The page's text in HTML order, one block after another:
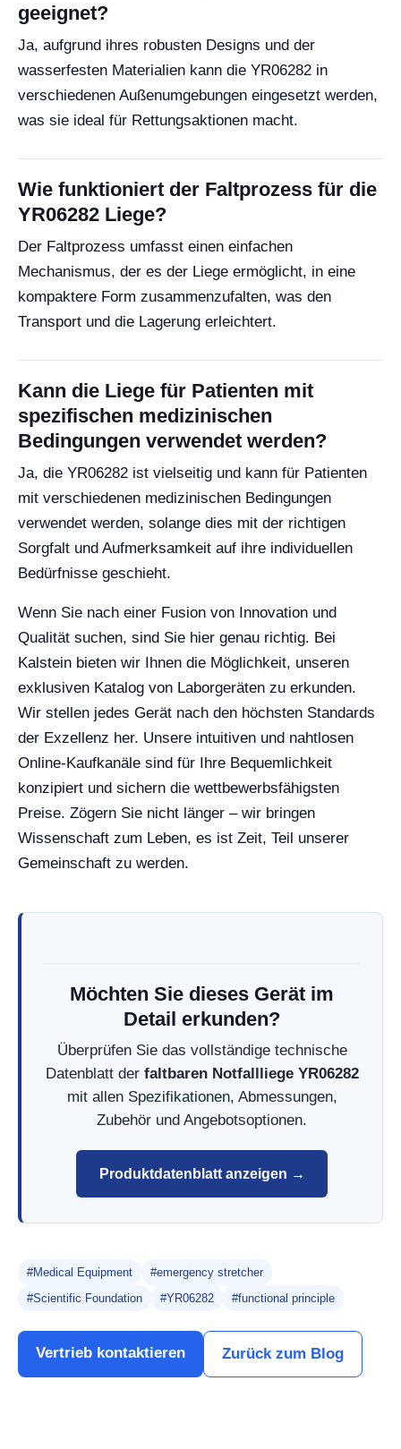
geeignet?
Ja, aufgrund ihres robusten Designs und der
wasserfesten Materialien kann die YR06282 in
verschiedenen Außenumgebungen eingesetzt werden,
was sie ideal für Rettungsaktionen macht.
Wie funktioniert der Faltprozess für die
YR06282 Liege?
Der Faltprozess umfasst einen einfachen
Mechanismus, der es der Liege ermöglicht, in eine
kompaktere Form zusammenzufalten, was den
Transport und die Lagerung erleichtert.
Kann die Liege für Patienten mit
spezifischen medizinischen
Bedingungen verwendet werden?
Ja, die YR06282 ist vielseitig und kann für Patienten
mit verschiedenen medizinischen Bedingungen
verwendet werden, solange dies mit der richtigen
Sorgfalt und Aufmerksamkeit auf ihre individuellen
Bedürfnisse geschieht.
Wenn Sie nach einer Fusion von Innovation und
Qualität suchen, sind Sie hier genau richtig. Bei
Kalstein bieten wir Ihnen die Möglichkeit, unseren
exklusiven Katalog von Laborgeräten zu erkunden.
Wir stellen jedes Gerät nach den höchsten Standards
der Exzellenz her. Unsere intuitiven und nahtlosen
Online-Kaufkanäle sind für Ihre Bequemlichkeit
konzipiert und sichern die wettbewerbsfähigsten
Preise. Zögern Sie nicht länger – wir bringen
Wissenschaft zum Leben, es ist Zeit, Teil unserer
Gemeinschaft zu werden.
Möchten Sie dieses Gerät im
Detail erkunden?
Überprüfen Sie das vollständige technische
Datenblatt der faltbaren Notfallliege YR06282
mit allen Spezifikationen, Abmessungen,
Zubehör und Angebotsoptionen.
Produktdatenblatt anzeigen →
#Medical Equipment
#emergency stretcher
#Scientific Foundation
#YR06282 #functional principle
Vertrieb kontaktieren Zurück zum Blog